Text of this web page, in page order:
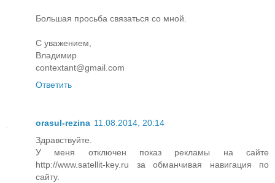
Большая просьба связаться со мной.
С уважением,
Владимир
contextant@gmail.com
Ответить
orasul-rezina 11.08.2014, 20:14
Здравствуйте.
У меня отключен показ рекламы на сайте
http://www.satellit-key.ru за обманчивая навигация по
сайту.